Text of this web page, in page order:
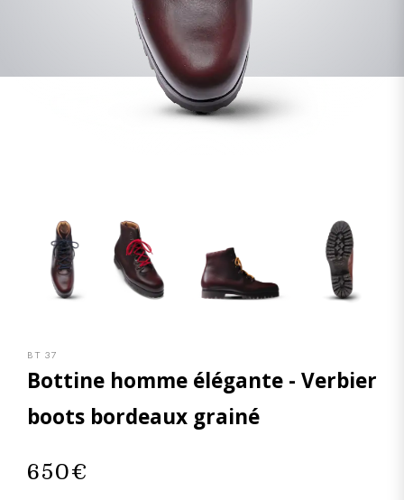
BT 37
Bottine homme élégante - Verbier
boots bordeaux grainé
650€